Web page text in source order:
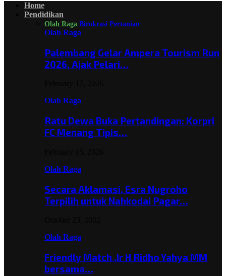
Home
Pendidikan
Olah Raga Birokrasi Pertanian
Olah Raga
Palembang Gelar Ampera Tourism Run
2026, Ajak Pelari…
Olah Raga
Ratu Dewa Buka Pertandingan: Korpri
FC Menang Tipis…
Olah Raga
Secara Aklamasi, Esra Nugroho
Terpilih untuk Nahkodai Pagar…
Olah Raga
Friendly Match ,Ir H Ridho Yahya MM
bersama…